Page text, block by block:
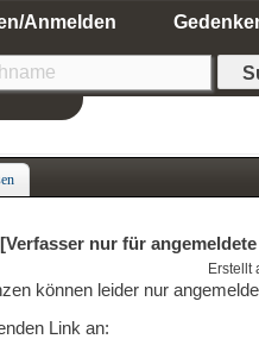
Anmelden
[Verfasser nur für
Erstellt
können leider nur
Link an: